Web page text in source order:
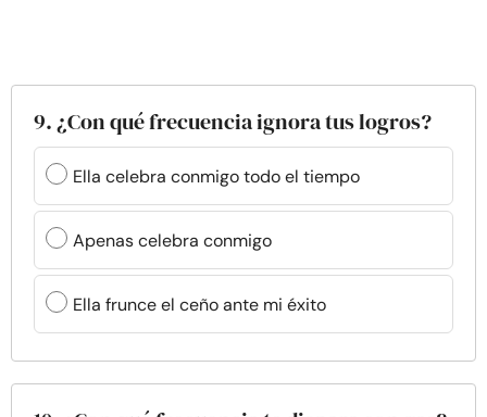
9. ¿Con qué frecuencia ignora tus logros?
Ella celebra conmigo todo el tiempo
Apenas celebra conmigo
Ella frunce el ceño ante mi éxito